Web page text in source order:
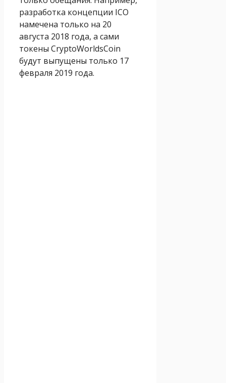
разработка концепции ICO
намечена только на 20
августа 2018 года, а сами
токены CryptoWorldsCoin
будут выпущены только 17
февраля 2019 года.